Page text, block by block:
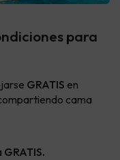
para
GRATIS en
cama
GRATIS.